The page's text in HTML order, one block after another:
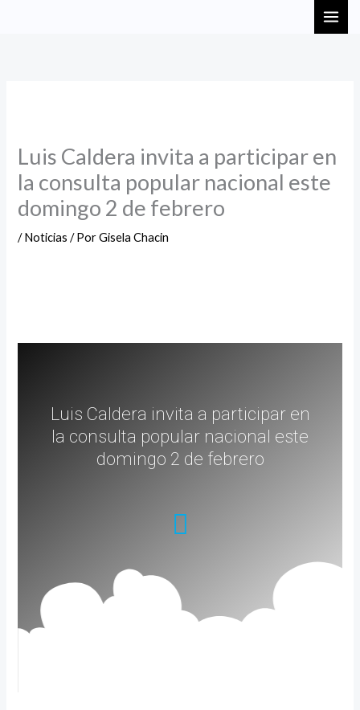
Luis Caldera invita a participar en
la consulta popular nacional este
domingo 2 de febrero
/Noticias / PorGisela Chacin
Luis Caldera invita a participar en
la consulta popular nacional este
domingo 2 de febrero